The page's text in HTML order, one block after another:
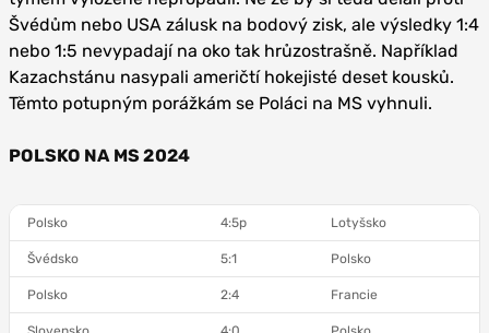
Švédům nebo USA zálusk na bodový zisk, ale výsledky 1:4
nebo 1:5 nevypadají na oko tak hrůzostrašně. Například
Kazachstánu nasypali američtí hokejisté deset kousků.
Těmto potupným porážkám se Poláci na MS vyhnuli.
POLSKO NA MS 2024
Polsko 4:5p Lotyšsko
Švédsko 5:1 Polsko
Polsko 2:4 Francie